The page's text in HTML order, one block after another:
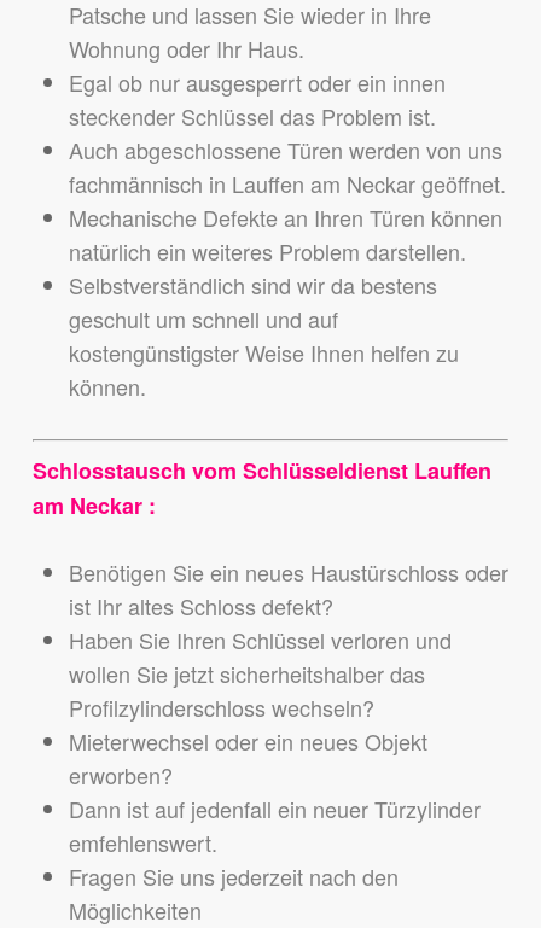
Patsche und lassen Sie wieder in Ihre
Wohnung oder Ihr Haus.
Egal ob nur ausgesperrt oder ein innen
steckender Schlüssel das Problem ist.
Auch abgeschlossene Türen werden von uns
fachmännisch in Lauffen am Neckar geöffnet.
Mechanische Defekte an Ihren Türen können
natürlich ein weiteres Problem darstellen.
Selbstverständlich sind wir da bestens
geschult um schnell und auf
kostengünstigster Weise Ihnen helfen zu
können.
Schlosstausch vom Schlüsseldienst Lauffen
am Neckar :
Benötigen Sie ein neues Haustürschloss oder
ist Ihr altes Schloss defekt?
Haben Sie Ihren Schlüssel verloren und
wollen Sie jetzt sicherheitshalber das
Profilzylinderschloss wechseln?
Mieterwechsel oder ein neues Objekt
erworben?
Dann ist auf jedenfall ein neuer Türzylinder
emfehlenswert.
Fragen Sie uns jederzeit nach den
Möglichkeiten